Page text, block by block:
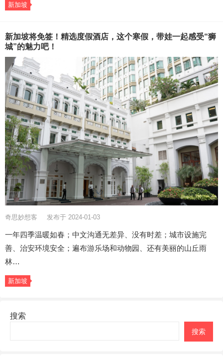
新加坡
新加坡将免签！精选度假酒店，这个寒假，带娃一起感受“狮
城”的魅力吧！
奇思妙想客 发布于 2024-01-03
一年四季温暖如春；中文沟通无差异、没有时差；城市设施完
善、治安环境安全；遍布游乐场和动物园、还有美丽的山丘雨
林…
新加坡
搜索
搜索